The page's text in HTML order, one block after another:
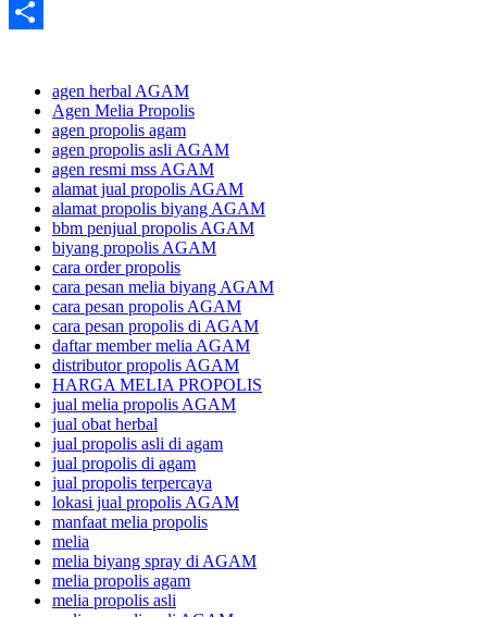
Line
agen herbal AGAM
Agen Melia Propolis
agen propolis agam
agen propolis asli AGAM
agen resmi mss AGAM
alamat jual propolis AGAM
alamat propolis biyang AGAM
bbm penjual propolis AGAM
biyang propolis AGAM
cara order propolis
cara pesan melia biyang AGAM
cara pesan propolis AGAM
cara pesan propolis di AGAM
daftar member melia AGAM
distributor propolis AGAM
HARGA MELIA PROPOLIS
jual melia propolis AGAM
jual obat herbal
jual propolis asli di agam
jual propolis di agam
jual propolis terpercaya
lokasi jual propolis AGAM
manfaat melia propolis
melia
melia biyang spray di AGAM
melia propolis agam
melia propolis asli